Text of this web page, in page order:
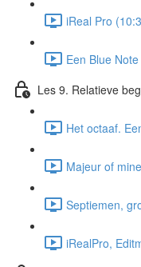
iReal Pro
Een Blue
Les 9. Relatieve
Het octaaf.
Majeur of
Septiemen,
iRealPro,